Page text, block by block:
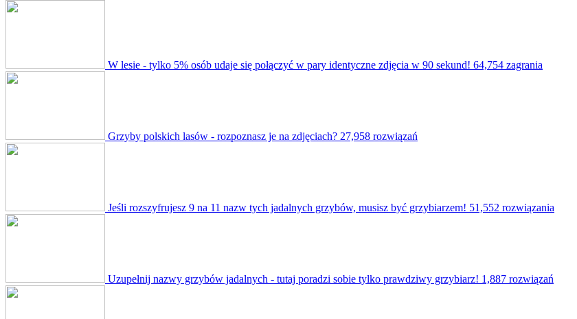
W lesie - tylko 5% osób udaje się połączyć w pary identyczne zdjęcia w 90 sekund! 64,754 zagrania
Grzyby polskich lasów - rozpoznasz je na zdjęciach? 27,958 rozwiązań
Jeśli rozszyfrujesz 9 na 11 nazw tych jadalnych grzybów, musisz być grzybiarzem! 51,552 rozwiązania
Uzupełnij nazwy grzybów jadalnych - tutaj poradzi sobie tylko prawdziwy grzybiarz! 1,887 rozwiązań